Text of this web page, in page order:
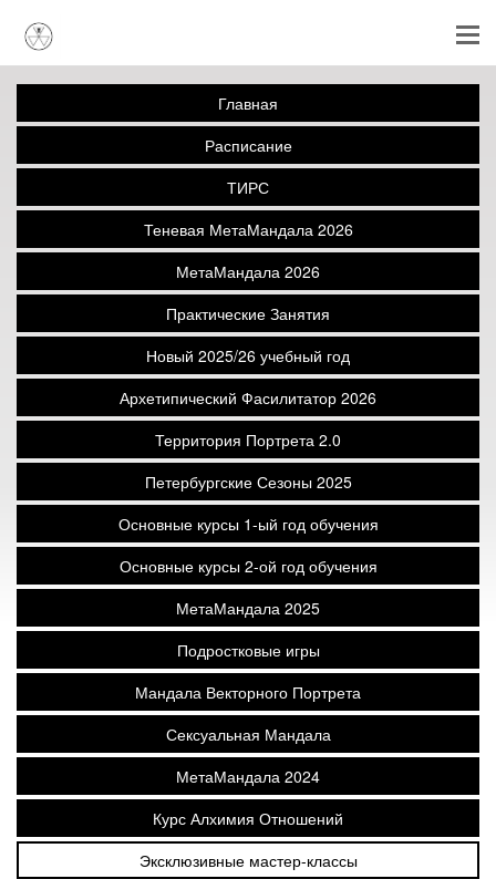
Главная
Расписание
ТИРС
Теневая МетаМандала 2026
МетаМандала 2026
Практические Занятия
Новый 2025/26 учебный год
Архетипический Фасилитатор 2026
Территория Портрета 2.0
Петербургские Сезоны 2025
Основные курсы 1-ый год обучения
Основные курсы 2-ой год обучения
МетаМандала 2025
Подростковые игры
Мандала Векторного Портрета
Сексуальная Мандала
МетаМандала 2024
Курс Алхимия Отношений
Эксклюзивные мастер-классы